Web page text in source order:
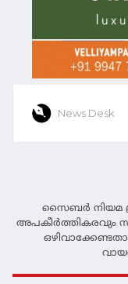
News Desk
സൈബര്‍ നിയമ
അപകീര്‍ത്തികരവും